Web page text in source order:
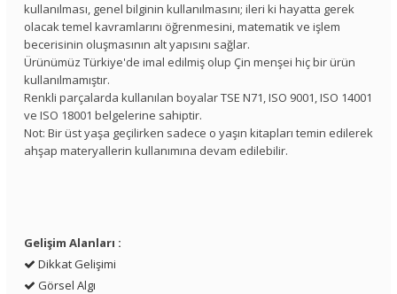
kullanılması, genel bilginin kullanılmasını; ileri ki hayatta gerek
olacak temel kavramlarını öğrenmesini, matematik ve işlem
becerisinin oluşmasının alt yapısını sağlar.
Ürünümüz Türkiye'de imal edilmiş olup Çin menşei hiç bir ürün
kullanılmamıştır.
Renkli parçalarda kullanılan boyalar TSE N71, ISO 9001, ISO 14001
ve ISO 18001 belgelerine sahiptir.
Not: Bir üst yaşa geçilirken sadece o yaşın kitapları temin edilerek
ahşap materyallerin kullanımına devam edilebilir.
Gelişim Alanları :
Dikkat Gelişimi
Görsel Algı